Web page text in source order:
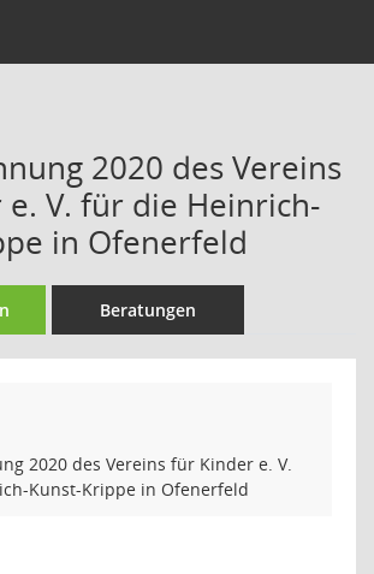
2020 des Vereins
V. für die Heinrich-
in Ofenerfeld
Beratungen
2020 des Vereins für Kinder e. V.
Kunst-Krippe in Ofenerfeld